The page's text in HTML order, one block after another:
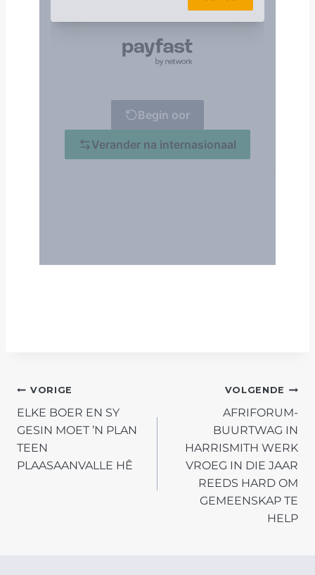
POST
NAVIGATION
VORIGE
ELKE BOER EN SY
GESIN MOET ’N PLAN
TEEN
PLAASAANVALLE HÊ
VOLGENDE
AFRIFORUM-
BUURTWAG IN
HARRISMITH WERK
VROEG IN DIE JAAR
REEDS HARD OM
GEMEENSKAP TE
HELP